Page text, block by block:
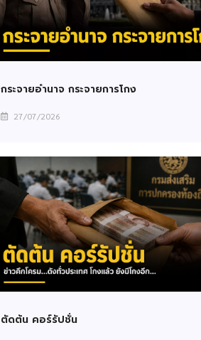
กระจายอำนาจ กระจายการโกง
27/07/2026
ตัดต้น คอร์รัปชั่น